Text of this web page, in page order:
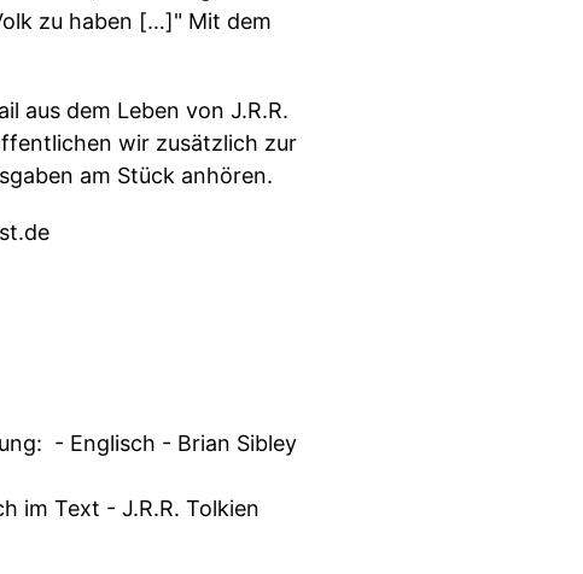
zu haben […]" Mit dem
aus dem Leben von J.R.R.
wir zusätzlich zur
am Stück anhören.
- Englisch - Brian Sibley
im Text - J.R.R. Tolkien